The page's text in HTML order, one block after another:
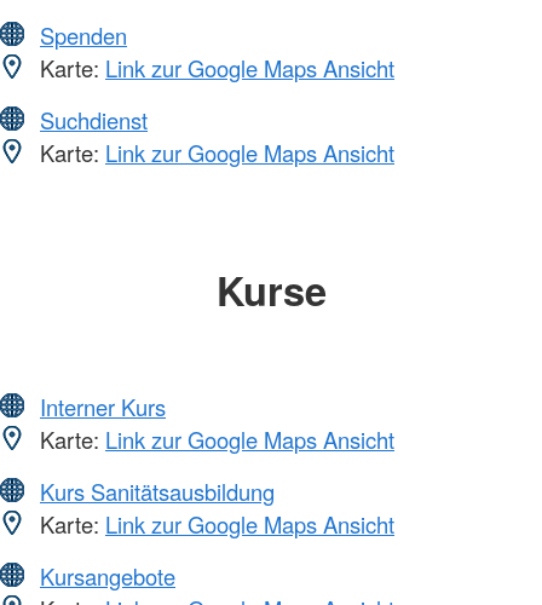
Spenden
Karte: Link zur Google Maps Ansicht
Suchdienst
Karte: Link zur Google Maps Ansicht
Kurse
Interner Kurs
Karte: Link zur Google Maps Ansicht
Kurs Sanitätsausbildung
Karte: Link zur Google Maps Ansicht
Kursangebote